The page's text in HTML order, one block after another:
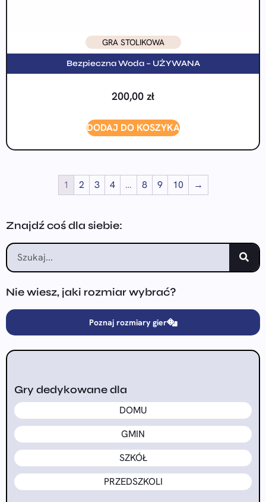
Znajdź coś dla siebie:
Nie wiesz, jaki rozmiar wybrać?
Poznaj rozmiary gier
Gry dedykowane dla
DOMU
GMIN
SZKÓŁ
PRZEDSZKOLI
GRA STOLIKOWA
Bezpieczna Woda – UŻYWANA
200,00 zł
DODAJ DO KOSZYKA
1 2 3 4 … 8 9 10 →